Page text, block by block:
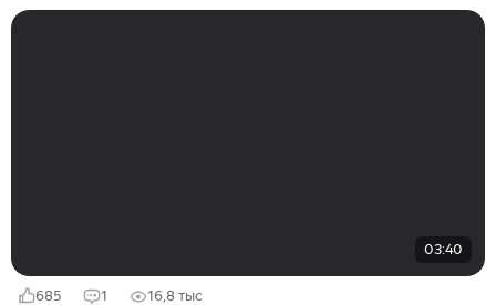
03:40
685 1 16,8 тыс